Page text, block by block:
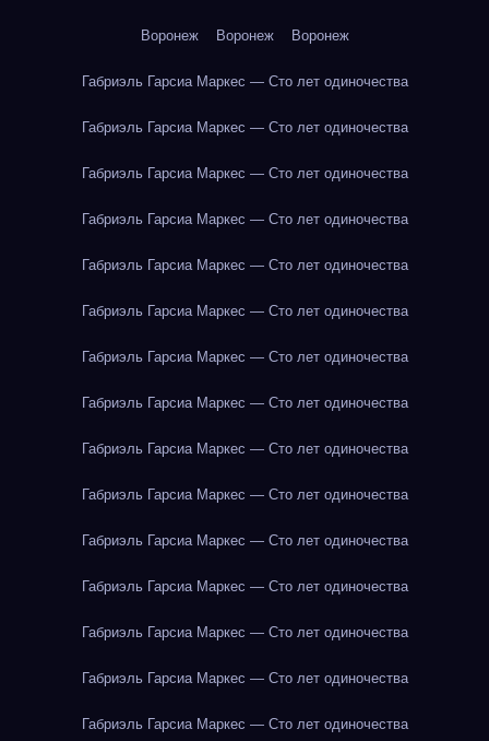
Воронеж Воронеж Воронеж
Габриэль Гарсиа Маркес — Сто лет одиночества
Габриэль Гарсиа Маркес — Сто лет одиночества
Габриэль Гарсиа Маркес — Сто лет одиночества
Габриэль Гарсиа Маркес — Сто лет одиночества
Габриэль Гарсиа Маркес — Сто лет одиночества
Габриэль Гарсиа Маркес — Сто лет одиночества
Габриэль Гарсиа Маркес — Сто лет одиночества
Габриэль Гарсиа Маркес — Сто лет одиночества
Габриэль Гарсиа Маркес — Сто лет одиночества
Габриэль Гарсиа Маркес — Сто лет одиночества
Габриэль Гарсиа Маркес — Сто лет одиночества
Габриэль Гарсиа Маркес — Сто лет одиночества
Габриэль Гарсиа Маркес — Сто лет одиночества
Габриэль Гарсиа Маркес — Сто лет одиночества
Габриэль Гарсиа Маркес — Сто лет одиночества